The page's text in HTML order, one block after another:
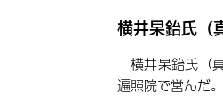
横井杲鈶氏（
横井杲鈶氏（
遍照院で営んだ